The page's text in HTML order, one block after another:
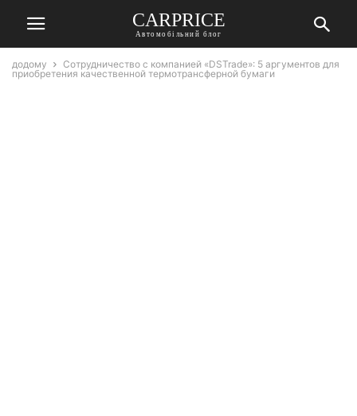
СARPRICE
Автомобільний блог
додому
Сотрудничество с компанией «DSTrade»: 5 аргументов для
приобретения качественной термотрансферной бумаги